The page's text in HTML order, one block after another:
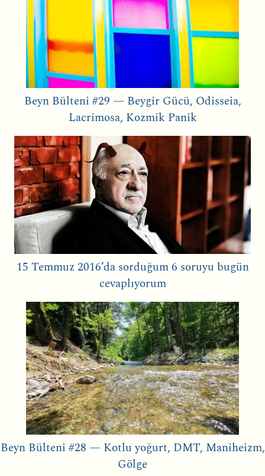
Beyn Bülteni #29 — Beygir Gücü, Odisseia,
Lacrimosa, Kozmik Panik
15 Temmuz 2016’da sorduğum 6 soruyu bugün
cevaplıyorum
Beyn Bülteni #28 — Kotlu yoğurt, DMT, Maniheizm,
Gölge